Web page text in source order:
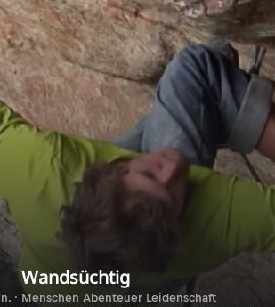
Wandsüchtig
· Menschen Abenteuer Leidenschaft